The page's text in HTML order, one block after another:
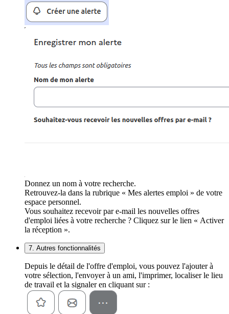
Donnez un nom à votre recherche.
Retrouvez-la dans la rubrique « Mes alertes emploi » de votre
espace personnel.
Vous souhaitez recevoir par e-mail les nouvelles offres
d'emploi liées à votre recherche ? Cliquez sur le lien « Activer
la réception ».
7. Autres fonctionnalités
Depuis le détail de l'offre d'emploi, vous pouvez l'ajouter à
votre sélection, l'envoyer à un ami, l'imprimer, localiser le lieu
de travail et la signaler en cliquant sur :